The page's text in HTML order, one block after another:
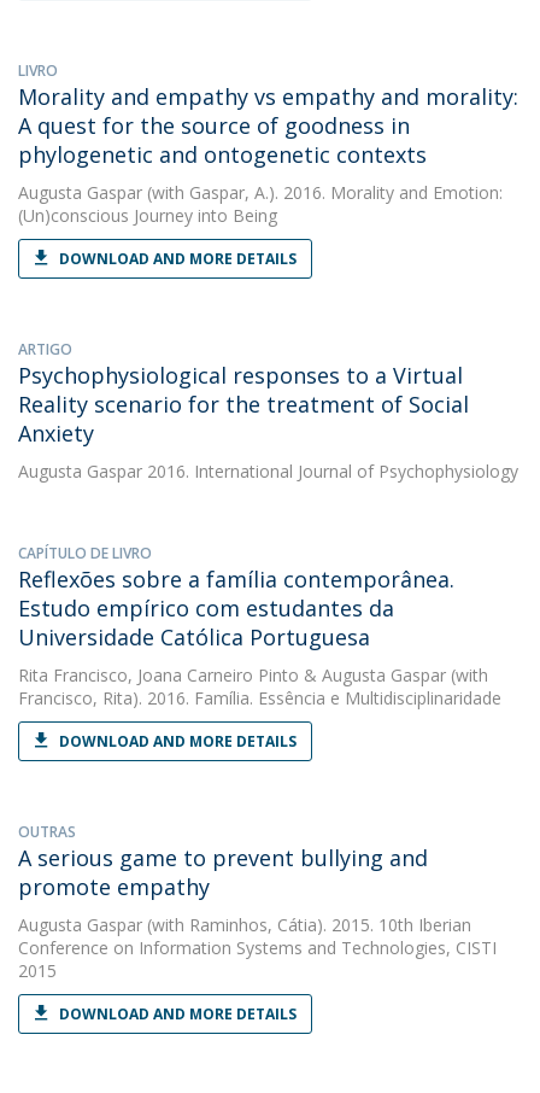
LIVRO
Morality and empathy vs empathy and morality:
A quest for the source of goodness in
phylogenetic and ontogenetic contexts
Augusta Gaspar (with Gaspar, A.). 2016. Morality and Emotion:
(Un)conscious Journey into Being
DOWNLOAD AND MORE DETAILS
ARTIGO
Psychophysiological responses to a Virtual
Reality scenario for the treatment of Social
Anxiety
Augusta Gaspar 2016. International Journal of Psychophysiology
CAPÍTULO DE LIVRO
Reflexões sobre a família contemporânea.
Estudo empírico com estudantes da
Universidade Católica Portuguesa
Rita Francisco, Joana Carneiro Pinto & Augusta Gaspar (with
Francisco, Rita). 2016. Família. Essência e Multidisciplinaridade
DOWNLOAD AND MORE DETAILS
OUTRAS
A serious game to prevent bullying and
promote empathy
Augusta Gaspar (with Raminhos, Cátia). 2015. 10th Iberian
Conference on Information Systems and Technologies, CISTI
2015
DOWNLOAD AND MORE DETAILS